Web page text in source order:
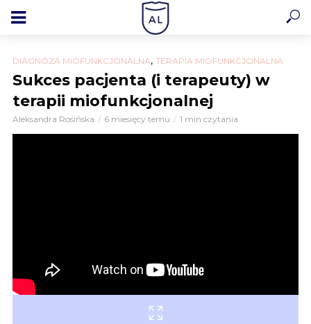
DIAGNOZA MIOFUNKCJONALNA, TERAPIA MIOFUNKCJONALNA
Sukces pacjenta (i terapeuty) w
terapii miofunkcjonalnej
Aleksandra Rosińska 6 miesięcy temu 1 min czytania